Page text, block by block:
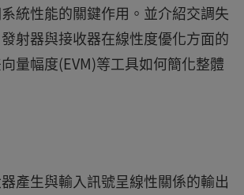
統性能的關鍵作用。並介紹交調失
射器與接收器在線性度優化方面的
量幅度(EVM)等工具如何簡化整體
產生與輸入訊號呈線性關係的輸出